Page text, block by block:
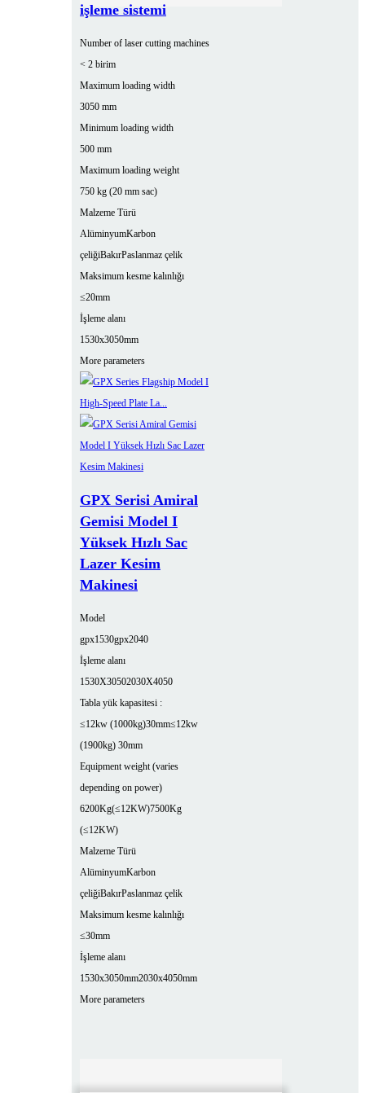
işleme sistemi
Number of laser cutting machines
< 2 birim
Maximum loading width
3050 mm
Minimum loading width
500 mm
Maximum loading weight
750 kg (20 mm sac)
Malzeme Türü
AlüminyumKarbon
çeliğiBakırPaslanmaz çelik
Maksimum kesme kalınlığı
≤20mm
İşleme alanı
1530x3050mm
More parameters
GPX Serisi Amiral
Gemisi Model I
Yüksek Hızlı Sac
Lazer Kesim
Makinesi
Model
gpx1530gpx2040
İşleme alanı
1530X30502030X4050
Tabla yük kapasitesi :
≤12kw (1000kg)30mm≤12kw
(1900kg) 30mm
Equipment weight (varies
depending on power)
6200Kg(≤12KW)7500Kg
(≤12KW)
Malzeme Türü
AlüminyumKarbon
çeliğiBakırPaslanmaz çelik
Maksimum kesme kalınlığı
≤30mm
İşleme alanı
1530x3050mm2030x4050mm
More parameters